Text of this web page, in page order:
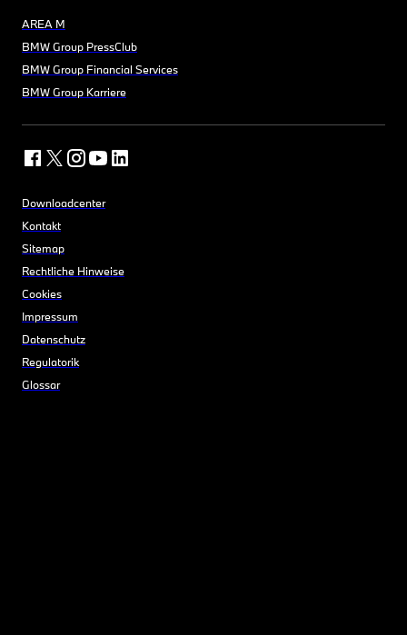
AREA M
BMW Group PressClub
BMW Group Financial Services
BMW Group Karriere
Downloadcenter
Kontakt
Sitemap
Rechtliche Hinweise
Cookies
Impressum
Datenschutz
Regulatorik
Glossar